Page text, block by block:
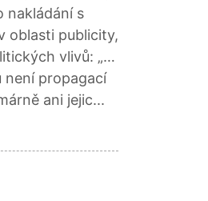
nakládání s
oblasti publicity,
vlivů: „…
není propagací
ani jejic...